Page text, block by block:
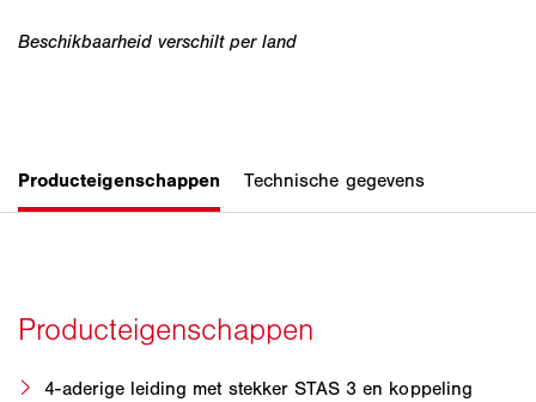
4-aderige leiding met stekker STAS 3 en koppeling